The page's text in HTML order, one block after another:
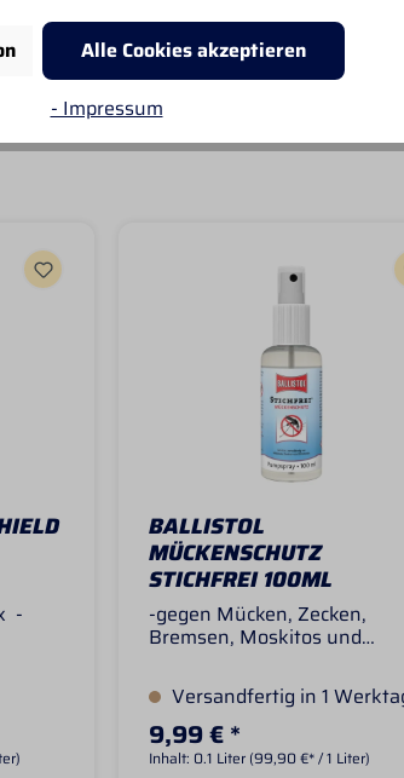
-
BALLISTOL
MÜCKENSCHUTZ
STICHFREI 100ML
-gegen Mücken, Zecken,
Bremsen, Moskitos und
tropische Stechmücken und
Stechfliegen-pflegt die
schützt vor Austrocknung und
hat eine kühlende
Versandfertig in 1
9,99 € *
Inhalt: 0.1 Liter (99,90 €* / 1 Liter)
Alle Cookies akzeptieren
- Impressum